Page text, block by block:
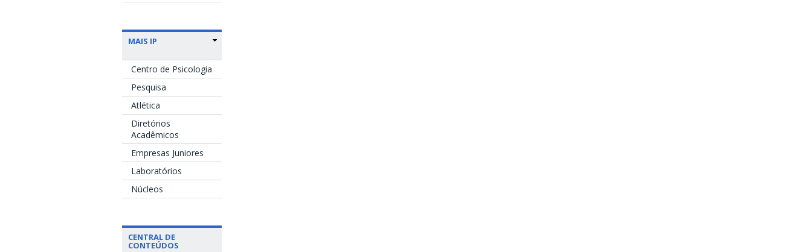
MAIS IP
Centro de Psicologia
Pesquisa
Atlética
Diretórios
Acadêmicos
Empresas Juniores
Laboratórios
Núcleos
CENTRAL DE
CONTEÚDOS